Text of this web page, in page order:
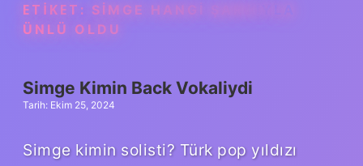
ETIKET: SIMGE HANGI ŞARKIYLA
ÜNLÜ OLDU
Simge Kimin Back Vokaliydi
Tarih: Ekim 25, 2024
Simge kimin solisti? Türk pop yıldızı